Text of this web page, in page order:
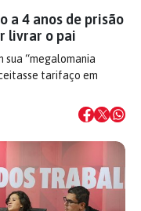
a 4 anos de prisão
livrar o pai
sua “megalomania
tarifaço em